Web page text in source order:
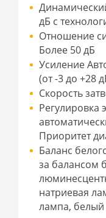
дБ с
Отношение
Более 50 дБ
Усиление
(от -3 до +28
Скорость
Регулировка
Приоритет
Баланс
за балансом
натриевая
лампа, белый